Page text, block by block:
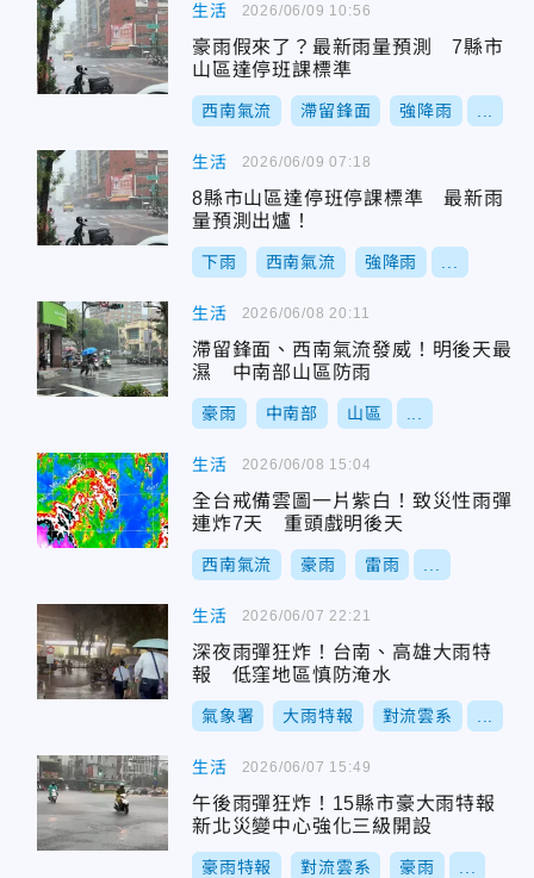
生活
豪雨假來了？最新雨量預測 7縣市
山區達停班課標準
西南氣流 滯留鋒面 強降雨
2026/06/09 10:56
生活
8縣市山區達停班停課標準 最新雨
量預測出爐！
下雨 西南氣流 強降雨
2026/06/09 07:18
生活
滯留鋒面、西南氣流發威！明後天最
濕 中南部山區防雨
豪雨 中南部 山區
2026/06/08 20:11
生活
全台戒備雲圖一片紫白！致災性雨彈
連炸7天 重頭戲明後天
西南氣流 豪雨 雷雨
2026/06/08 15:04
生活
深夜雨彈狂炸！台南、高雄大雨特
報 低窪地區慎防淹水
氣象署 大雨特報 對流雲系
2026/06/07 22:21
生活
午後雨彈狂炸！15縣市豪大雨特報
新北災變中心強化三級開設
豪雨特報 對流雲系 豪雨
2026/06/07 15:49